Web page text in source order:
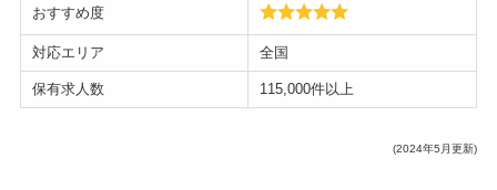
おすすめ度
対応エリア 全国
保有求人数 115,000件以上
(2024年5月更新)